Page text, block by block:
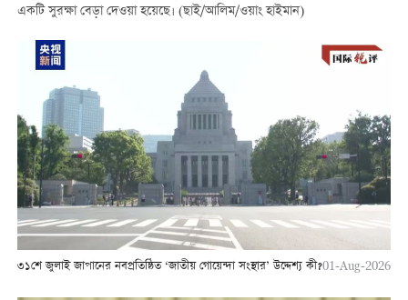
একটি সুরক্ষা বেড়া দেওয়া হয়েছে। (ছাই/আলিম/ওয়াং হাইমান)
৩১শে জুলাই জাপানের নবপ্রতিষ্ঠিত ‘জাতীয় গোয়েন্দা সংস্থার’ উদ্দেশ্য কী?01-Aug-2026